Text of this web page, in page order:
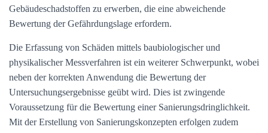
Gebäudeschadstoffen zu erwerben, die eine abweichende
Bewertung der Gefährdungslage erfordern.
Die Erfassung von Schäden mittels baubiologischer und
physikalischer Messverfahren ist ein weiterer Schwerpunkt, wobei
neben der korrekten Anwendung die Bewertung der
Untersuchungsergebnisse geübt wird. Dies ist zwingende
Voraussetzung für die Bewertung einer Sanierungsdringlichkeit.
Mit der Erstellung von Sanierungskonzepten erfolgen zudem